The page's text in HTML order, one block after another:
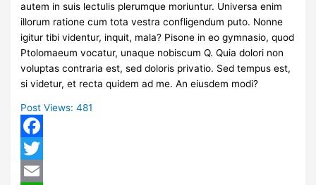
autem in suis lectulis plerumque moriuntur. Universa enim
illorum ratione cum tota vestra confligendum puto. Nonne
igitur tibi videntur, inquit, mala? Pisone in eo gymnasio, quod
Ptolomaeum vocatur, unaque nobiscum Q. Quia dolori non
voluptas contraria est, sed doloris privatio. Sed tempus est,
si videtur, et recta quidem ad me. An eiusdem modi?
Post Views: 481
Facebook
Twitter